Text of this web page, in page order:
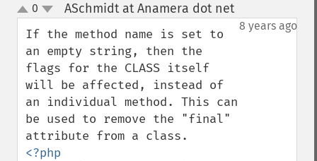
up
down
0 ASchmidt at Anamera dot net¶
8 years ago
If the method name is set to
an empty string, then the
flags for the CLASS itself
will be affected, instead of
an individual method. This can
be used to remove the "final"